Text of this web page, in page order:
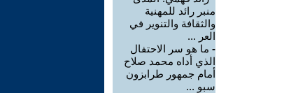
منبر رائد للمهنية
والثقافة والتنوير في
العر ...
- ما هو سر الاحتفال
الذي أداه محمد صلاح
أمام جمهور طرابزون
سبو ...